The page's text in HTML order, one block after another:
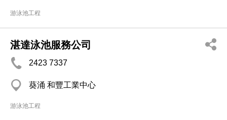
游泳池工程
湛達泳池服務公司
2423 7337
葵涌 和豐工業中心
游泳池工程